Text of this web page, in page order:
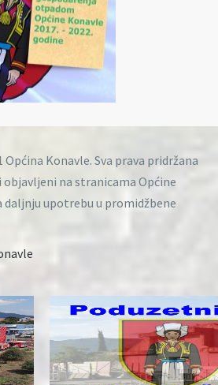
Konavle. Sva prava pridržana
na stranicama Općine
daljnju upotrebu u promidžbene